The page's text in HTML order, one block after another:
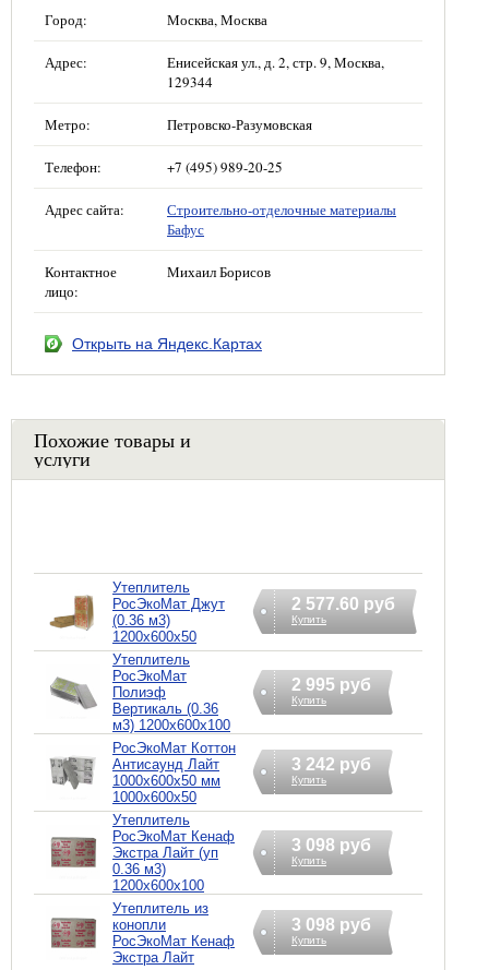
Город: Москва, Москва
Адрес:
Енисейская ул., д. 2, стр. 9, Москва,
129344
Метро: Петровско-Разумовская
Телефон: +7 (495) 989-20-25
Адрес сайта:
Строительно-отделочные материалы
Бафус
Контактное
лицо:
Михаил Борисов
Открыть на Яндекс.Картах
Похожие товары и
услуги
Утеплитель
РосЭкоМат Джут
(0.36 м3)
1200х600х50
2 577.60 руб
Купить
Утеплитель
РосЭкоМат
Полиэф
Вертикаль (0.36
м3) 1200х600х100
2 995 руб
Купить
РосЭкоМат Коттон
Антисаунд Лайт
1000х600х50 мм
1000х600х50
3 242 руб
Купить
Утеплитель
РосЭкоМат Кенаф
Экстра Лайт (уп
0.36 м3)
1200х600х100
3 098 руб
Купить
Утеплитель из
конопли
РосЭкоМат Кенаф
Экстра Лайт
3 098 руб
Купить